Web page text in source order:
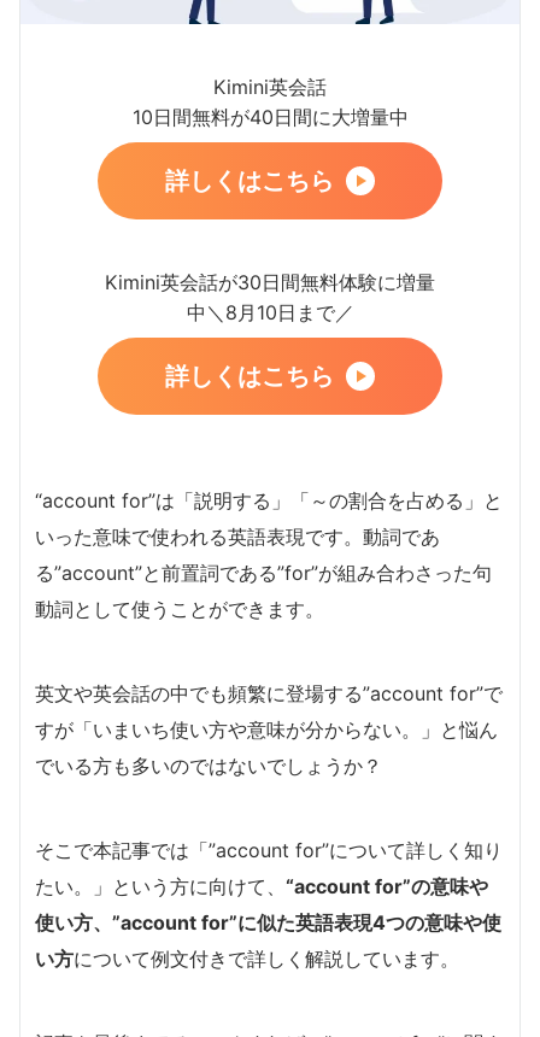
Kimini英会話
10日間無料が40日間に大増量中
詳しくはこちら
Kimini英会話が30日間無料体験に増量
中＼8月10日まで／
詳しくはこちら
“account for”は「説明する」「～の割合を占める」と
いった意味で使われる英語表現です。動詞であ
る”account”と前置詞である”for”が組み合わさった句
動詞として使うことができます。
英文や英会話の中でも頻繁に登場する”account for”で
すが「いまいち使い方や意味が分からない。」と悩ん
でいる方も多いのではないでしょうか？
そこで本記事では「”account for”について詳しく知り
たい。」という方に向けて、 “account for”の意味や
使い方、”account for”に似た英語表現4つの意味や使
い方について例文付きで詳しく解説しています。